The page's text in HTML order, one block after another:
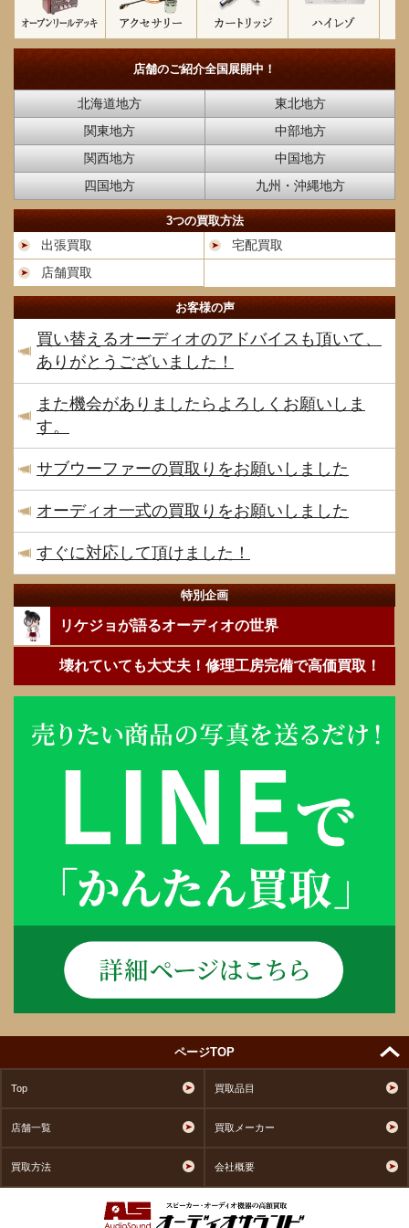
店舗のご紹介全国展開中！
北海道地方
東北地方
関東地方
中部地方
関西地方
中国地方
四国地方
九州・沖縄地方
3つの買取方法
出張買取
宅配買取
店舗買取
お客様の声
買い替えるオーディオのアドバイスも頂いて、
ありがとうございました！
また機会がありましたらよろしくお願いしま
す。
サブウーファーの買取りをお願いしました
オーディオ一式の買取りをお願いしました
すぐに対応して頂けました！
特別企画
リケジョが語るオーディオの世界
壊れていても大丈夫！修理工房完備で高価買取！
ページTOP
Top 買取品目
店舗一覧 買取メーカー
買取方法 会社概要